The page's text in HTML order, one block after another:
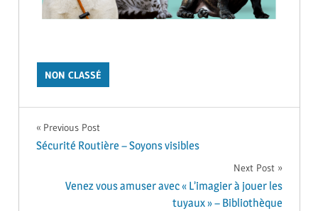
NON CLASSÉ
Navigation
l’article
Previous Post
Sécurité Routière – Soyons visibles
Next Post
Venez vous amuser avec « L’imagier à jouer les
tuyaux » – Bibliothèque